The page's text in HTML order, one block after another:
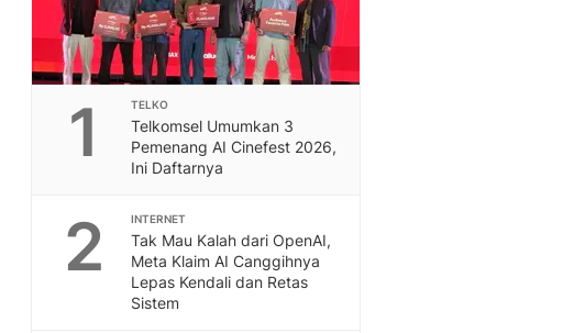
1 TELKO
Telkomsel Umumkan 3
Pemenang AI Cinefest 2026,
Ini Daftarnya
2 INTERNET
Tak Mau Kalah dari OpenAI,
Meta Klaim AI Canggihnya
Lepas Kendali dan Retas
Sistem